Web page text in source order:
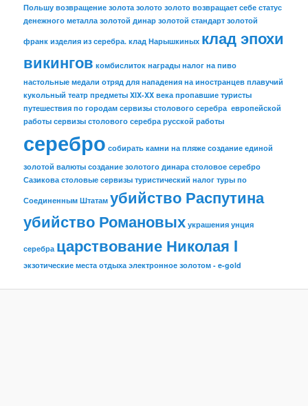
Польшу возвращение золота золото золото возвращает себе статус
денежного металла золотой динар золотой стандарт золотой
франк изделия из серебра. клад Нарышкиных клад эпохи
викингов комбислиток награды налог на пиво
настольные медали отряд для нападения на иностранцев плавучий
кукольный театр предметы XIX-XX века пропавшие туристы
путешествия по городам сервизы столового серебра европейской
работы сервизы столового серебра русской работы
серебро собирать камни на пляже создание единой
золотой валюты создание золотого динара столовое серебро
Сазикова столовые сервизы туристический налог туры по
Соединенным Штатам убийство Распутина
убийство Романовых украшения унция
серебра царствование Николая I
экзотические места отдыха электронное золотом - e-gold